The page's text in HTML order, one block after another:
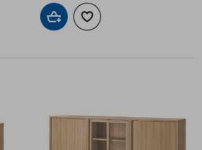
с любимиДобави в кошницата
Добави към списъка с